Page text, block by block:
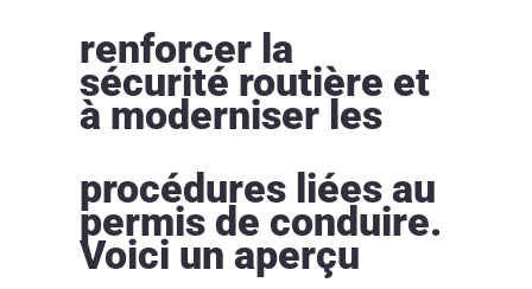
renforcer la
sécurité routière et
à moderniser les
procédures liées au
permis de conduire.
Voici un aperçu